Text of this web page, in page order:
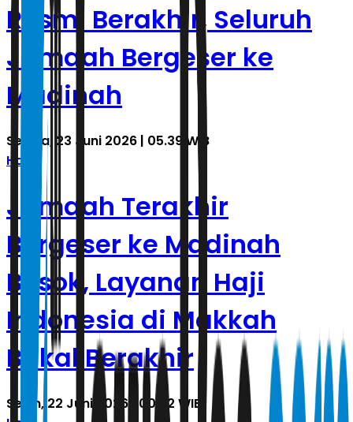
Resmi Berakhir, Seluruh
Jamaah Bergeser ke
Madinah
Selasa, 23 Juni 2026 | 05.39 WIB
Haji
Jamaah Terakhir
Bergeser ke Madinah
Besok, Layanan Haji
Indonesia di Makkah
Bakal Berakhir
Senin, 22 Juni 2026 | 00.32 WIB